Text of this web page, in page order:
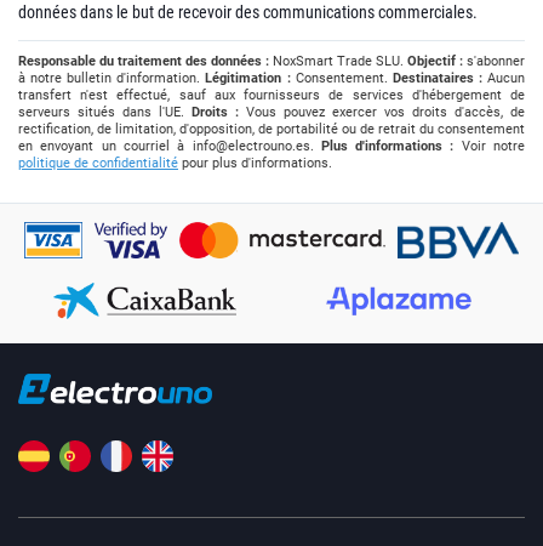
données dans le but de recevoir des communications commerciales.
Responsable du traitement des données : NoxSmart Trade SLU. Objectif : s'abonner
à notre bulletin d'information.Légitimation :Consentement. Destinataires :Aucun
transfert n'est effectué, sauf aux fournisseurs de services d'hébergement de
serveurs situés dans l'UE. Droits : Vous pouvez exercer vos droits d'accès, de
rectification, de limitation, d'opposition, de portabilité ou de retrait du consentement
en envoyant un courriel à info@electrouno.es. Plus d'informations : Voir notre
politique de confidentialité pour plus d'informations.